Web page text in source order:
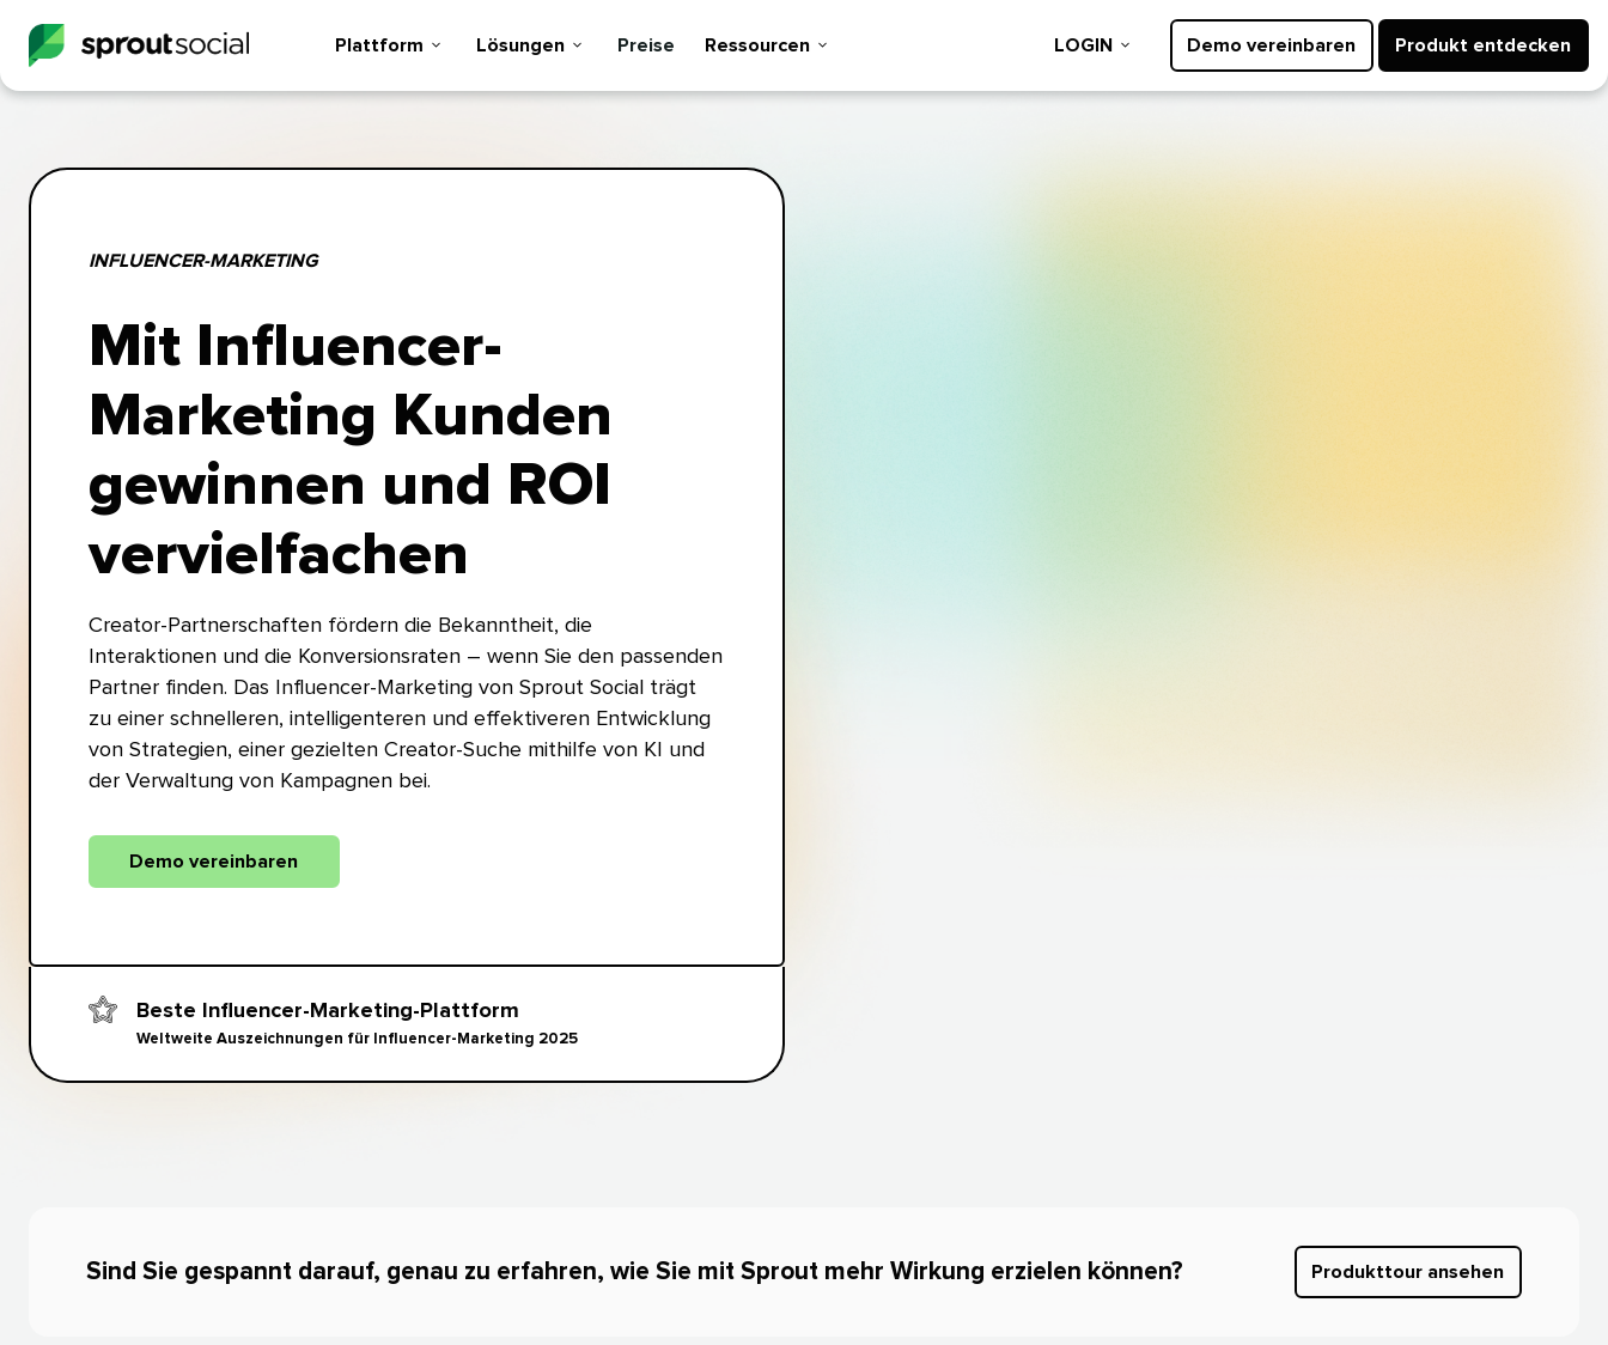
Plattform​​ Lösungen​​ Preise​​ Ressourcen​​ LOGIN​​ Demo vereinbaren​​ Produkt entdecken​​
INFLUENCER-MARKETING​​
Mit Influencer-
Marketing Kunden
gewinnen und ROI
vervielfachen​​
Creator-Partnerschaften fördern die Bekanntheit, die
Interaktionen und die Konversionsraten – wenn Sie den passenden
Partner finden. Das Influencer-Marketing von Sprout Social trägt
zu einer schnelleren, intelligenteren und effektiveren Entwicklung
von Strategien, einer gezielten Creator-Suche mithilfe von KI und
der Verwaltung von Kampagnen bei.​​
Demo vereinbaren​​
Beste Influencer-Marketing-Plattform​​
Weltweite Auszeichnungen für Influencer-Marketing 2025​​
Sind Sie gespannt darauf, genau zu erfahren, wie Sie mit Sprout mehr Wirkung erzielen können?​​ Produkttour ansehen​​